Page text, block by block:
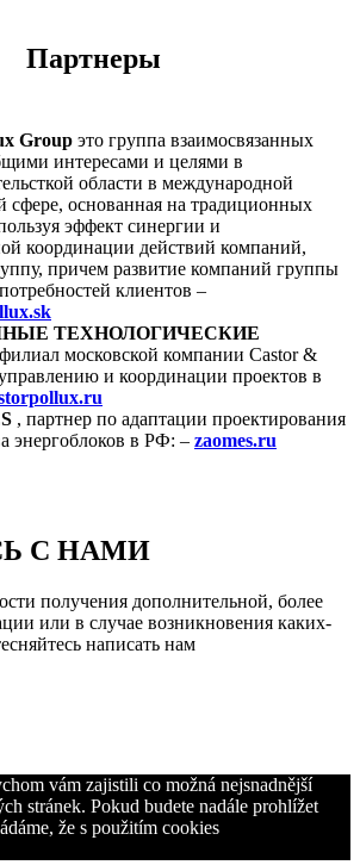
Партнеры
Group это группа взаимосвязанных
интересами и целями в
области в международной
сфере, основанная на традиционных
эффект синергии и
координации действий компаний,
причем развитие компаний группы
клиентов –
ТЕХНОЛОГИЧЕСКИЕ
московской компании Castor &
и координации проектов в
, партнер по адаптации проектирования
энергоблоков в РФ: – zaomes.ru
С НАМИ
получения дополнительной, более
или в случае возникновения каких-
написать нам
vám zajistili co možná nejsnadnější
stránek. Pokud budete nadále prohlížet
že s použitím cookies